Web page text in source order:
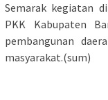
Semarak kegiatan
PKK Kabupaten
pembangunan
masyarakat.(sum)